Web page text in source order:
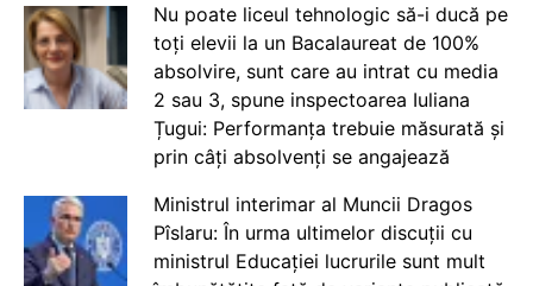
Nu poate liceul tehnologic să-i ducă pe
toți elevii la un Bacalaureat de 100%
absolvire, sunt care au intrat cu media
2 sau 3, spune inspectoarea Iuliana
Țugui: Performanța trebuie măsurată și
prin câți absolvenți se angajează
Ministrul interimar al Muncii Dragos
Pîslaru: În urma ultimelor discuții cu
ministrul Educației lucrurile sunt mult